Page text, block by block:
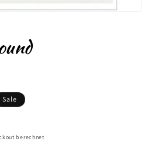
Sale
berechnet